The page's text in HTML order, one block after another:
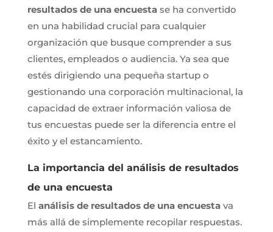
resultados de una encuestase ha convertido
en una habilidad crucial para cualquier
organización que busque comprender a sus
clientes, empleados o audiencia. Ya sea que
estés dirigiendo una pequeña startup o
gestionando una corporación multinacional, la
capacidad de extraer información valiosa de
tus encuestas puede ser la diferencia entre el
éxito y el estancamiento.
La importancia del análisis de resultados
de una encuesta
El análisis de resultados de una encuestava
más allá de simplemente recopilar respuestas.